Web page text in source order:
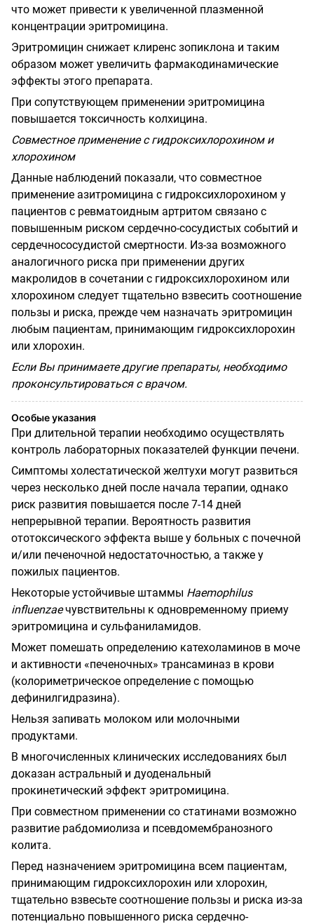
что может привести к увеличенной плазменной
концентрации эритромицина.
Эритромицин снижает клиренс зопиклона и таким
образом может увеличить фармакодинамические
эффекты этого препарата.
При сопутствующем применении эритромицина
повышается токсичность колхицина.
Совместное применение с гидроксихлорохином и
хлорохином
Данные наблюдений показали, что совмест­ное
применение азитромицина с гидроксихлорохином у
пациентов с ревматоидным артритом связано с
повышенным риском сердечно-сосудистых событий и
сердечно­сосудистой смертности. Из-за возможного
аналогичного риска при применении других
макролидов в сочетании с гидроксихлорохином или
хлорохином следует тщательно взвесить соотношение
пользы и риска, пре­жде чем назначать эритромицин
любым па­циентам, принимающим гидроксихлорохин
или хлорохин.
Если Вы принимаете другие препараты, необходимо
проконсультироваться с вра­чом.
Особые указания
При длительной терапии необходимо осу­ществлять
контроль лабораторных показателей функции печени.
Симптомы холестатической желтухи могут развиться
через несколько дней после начала терапии, однако
риск развития повыша­ется после 7-14 дней
непрерывной терапии. Вероятность развития
ототоксического эф­фекта выше у больных с почечной
и/или печеночной недостаточностью, а также у
пожилых пациентов.
Некоторые устойчивые штаммы Haemophilus
influenzae чувствительны к одновременному приему
эритромицина и сульфаниламидов.
Может помешать определению катехоламинов в моче
и активности «печеночных» трансаминаз в крови
(колориметрическое определение с помощью
дефинилгидразина).
Нельзя запивать молоком или молочными
продуктами.
В многочисленных клинических исследо­ваниях был
доказан астральный и дуоденальный
прокинетический эффект эритро­мицина.
При совместном применении со статинами возможно
развитие рабдомиолиза и псевдомембранозного
колита.
Перед назначением эритромицина всем па­циентам,
принимающим гидроксихлорохин или хлорохин,
тщательно взвесьте соотно­шение пользы и риска из-за
потенциально повышенного риска сердечно-